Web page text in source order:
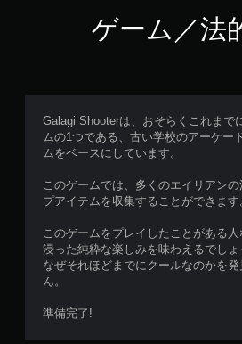
ゲーム／法
Galagi Shooterは、おそらくこれまで
ムの1つである、古い学校のアーケー
ムをベースにしています。
このゲームでは、多くのエイリアン
プアイテムを収集することができます
このゲームをプレイしたことがある
浸った純粋な楽しみを味わえるでし
なぜそれほどまでにクールなのかを
ん。
準備完了!